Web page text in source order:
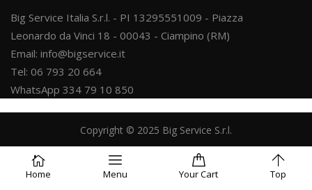
Home Menu YourCart Top
Big Service Italia S.r.l. - PI 13295551009 - Piazza
Leonardo da Vinci 18 - 00043 - Ciampino (RM)
Email: info@bigservice.it
Tel: 06 793 20 664
WhatsApp 334 79 10 850
Copyright © 2025 Big Service S.r.l.
Powered by
Project Dsgn